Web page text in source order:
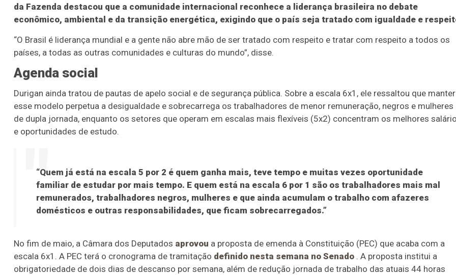
da Fazenda destacou que a comunidade internacional reconhece a liderança brasileira no debate
econômico, ambiental e da transição energética, exigindo que o país seja tratado com igualdade e
“O Brasil é liderança mundial e a gente não abre mão de ser tratado com respeito e tratar com respeito a todos os
países, a todas as outras comunidades e culturas do mundo”, disse.
Agenda social
Durigan ainda tratou de pautas de apelo social e de segurança pública. Sobre a escala 6x1, ele ressaltou que manter
esse modelo perpetua a desigualdade e sobrecarrega os trabalhadores de menor remuneração, negros e mulheres
de dupla jornada, enquanto os setores que operam em escalas mais flexíveis (5x2) concentram os melhores
e oportunidades de estudo.
“Quem já está na escala 5 por 2 é quem ganha mais, teve tempo e muitas vezes oportunidade
familiar de estudar por mais tempo. E quem está na escala 6 por 1 são os trabalhadores mais mal
remunerados, trabalhadores negros, mulheres e que ainda acumulam o trabalho com afazeres
domésticos e outras responsabilidades, que ficam sobrecarregados.”
No fim de maio, a Câmara dos Deputados aprovou a proposta de emenda à Constituição (PEC) que acaba com a
escala 6x1. A PEC terá o cronograma de tramitação definido nesta semana no Senado . A proposta institui a
obrigatoriedade de dois dias de descanso por semana, além de redução jornada de trabalho das atuais 44 horas